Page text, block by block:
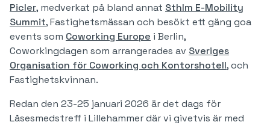
Picler, medverkat på bland annat Sthlm E-Mobility
Summit, Fastighetsmässan och besökt ett gäng goa
events som Coworking Europe i Berlin,
Coworkingdagen som arrangerades av Sveriges
Organisation för Coworking och Kontorshotell, och
Fastighetskvinnan.
Redan den 23-25 januari 2026 är det dags för
Låsesmedstreff i Lillehammer där vi givetvis är med